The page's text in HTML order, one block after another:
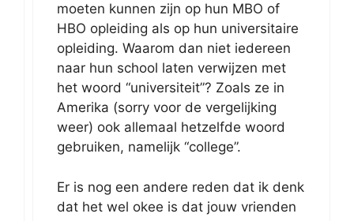
moeten kunnen zijn op hun MBO of
HBO opleiding als op hun universitaire
opleiding. Waarom dan niet iedereen
naar hun school laten verwijzen met
het woord “universiteit”? Zoals ze in
Amerika (sorry voor de vergelijking
weer) ook allemaal hetzelfde woord
gebruiken, namelijk “college”.
Er is nog een andere reden dat ik denk
dat het wel okee is dat jouw vrienden